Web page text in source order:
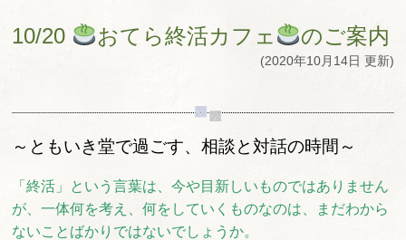
10/20 おてら終活カフェ のご案内
(2020年10月14日 更新)
～ともいき堂で過ごす、相談と対話の時間～
「終活」という言葉は、今や目新しいものではありません
が、一体何を考え、何をしていくものなのは、
まだわから
ないことばかりではないでしょうか。